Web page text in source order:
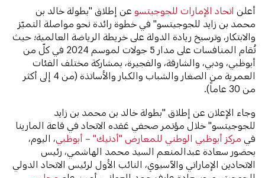
أعلن اتحاد الإمارات للجوجيتسوعن إطلاق "بطولة خالد بن
محمد بن زايد للجوجيتسو" في خطوة رائدة نحو مواصلة التميّز
والابتكار، وترسيخ ريادة الدولة على خريطة الرياضة العالمية؛ حيث
تُقام المنافسات على مدار 5 جولات لموسم 2024 في كلّ من
أبوظبي، ودبي، والشارقة، والفجيرة، بمشاركة مختلف الفئات
العمرية من الصغار والشباب والكبار والأساتذة (من 4 إلى أكثر
من 30 عاماً).
وجاء الإعلان عن إطلاق "بطولة خالد بن محمد بن زايد
للجوجيتسو" خلال مؤتمر صحفي عَقده الاتحاد في قاعة المارينا
في مركز أبوظبي الوطني للمعارض "أدنيك" – أبوظبي ، اليوم،
بحضور سعادة عبدالمنعم السيد محمد الهاشمي، رئيس
الاتحادين الإماراتي والآسيوي، النائب الأول لرئيس الاتحاد الدولي